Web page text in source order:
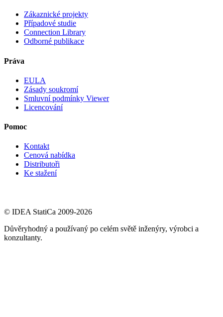
Zákaznické projekty
Případové studie
Connection Library
Odborné publikace
Práva
EULA
Zásady soukromí
Smluvní podmínky Viewer
Licencování
Pomoc
Kontakt
Cenová nabídka
Distributoři
Ke stažení
© IDEA StatiCa 2009-2026
Důvěryhodný a používaný po celém světě inženýry, výrobci a
konzultanty.